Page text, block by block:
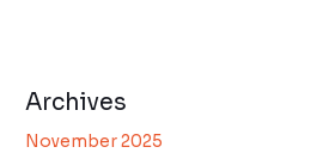
Archives
November 2025